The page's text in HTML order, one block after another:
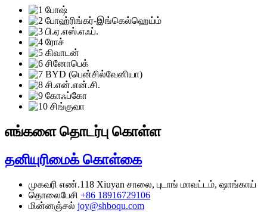
எங்களை தொடர்பு கொள்ள
தனியுரிமைக் கொள்கை
முகவரி எண்.118 Xiuyan சாலை, புடாங் மாவட்டம், ஷாங்காய்
தொலைபேசி +86 18916729106
மின்னஞ்சல் joy@shboqu.com